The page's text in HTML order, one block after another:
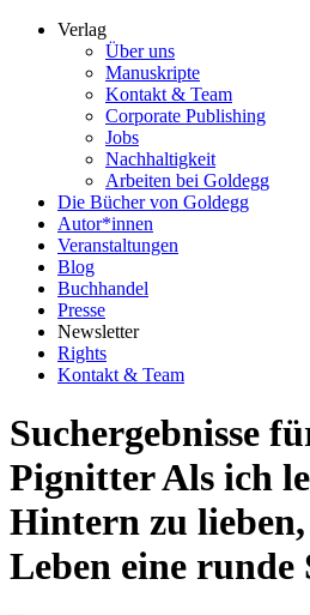
Verlag
Über uns
Manuskripte
Kontakt & Team
Corporate Publishing
Jobs
Nachhaltigkeit
Arbeiten bei Goldegg
Die Bücher von Goldegg
Autor*innen
Veranstaltungen
Blog
Buchhandel
Presse
Newsletter
Rights
Kontakt & Team
Suchergebnisse
Pignitter Als ich
Hintern zu
Leben eine runde